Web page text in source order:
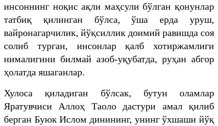
инсоннинг ноқис ақли маҳсули бўлган қонунлар
татбиқ қилинган бўлса, ўша ерда уруш,
вайронагарчилик, йўқсиллик доимий равишда соя
солиб турган, инсонлар қалб хотиржамлиги
нималигини билмай азоб-уқубатда, руҳан абгор
ҳолатда яшаганлар.
Хулоса қиладиган бўлсак, бутун оламлар
Яратувчиси Аллоҳ Таоло дастури амал қилиб
берган Буюк Ислом динининг, унинг ўхшаши йўқ